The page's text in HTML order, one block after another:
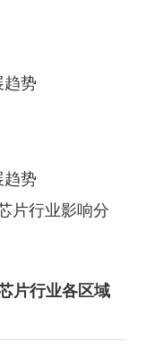
趋势
趋势
片行业影响分
片行业各区域